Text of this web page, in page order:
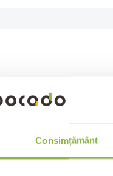
Consimțământ
min * 200°C:
cuptorul la
pe grilaj si lasati-o
s-a topit bine si
Datorita